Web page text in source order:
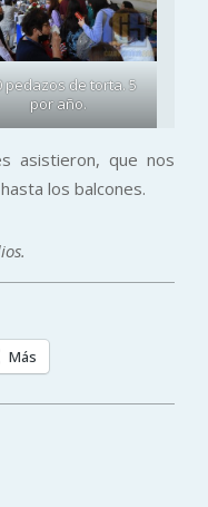
pedazos de torta. 5
por año.
asistieron, que nos
los balcones.
Más